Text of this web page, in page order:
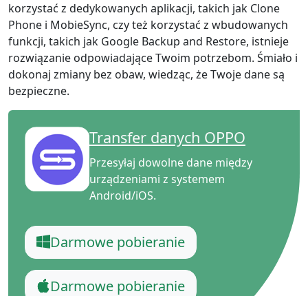
korzystać z dedykowanych aplikacji, takich jak Clone
Phone i MobieSync, czy też korzystać z wbudowanych
funkcji, takich jak Google Backup and Restore, istnieje
rozwiązanie odpowiadające Twoim potrzebom. Śmiało i
dokonaj zmiany bez obaw, wiedząc, że Twoje dane są
bezpieczne.
Transfer danych OPPO
Przesyłaj dowolne dane między
urządzeniami z systemem
Android/iOS.
Darmowe pobieranie
Darmowe pobieranie